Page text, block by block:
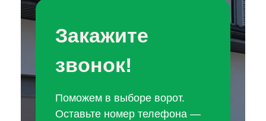
Закажите
звонок!
Поможем в выборе ворот.
Оставьте номер телефона —